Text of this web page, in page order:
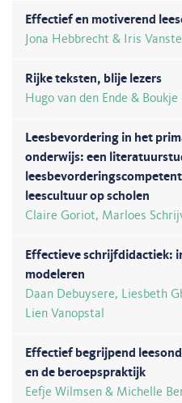
Effectief en motiverend
Jona Hebbrecht & Iris
Rijke teksten, blije lezers
Hugo van den Ende & Boukje
Leesbevordering in het
onderwijs: een
leescultuur op scholen
Claire Goriot, Marloes
Effectieve schrijfdidactiek:
modeleren
Daan Debuysere, Liesbeth
Lien Vanopstal
Effectief begrijpend
en de beroepspraktijk
Eefje Wilmsen & Michelle